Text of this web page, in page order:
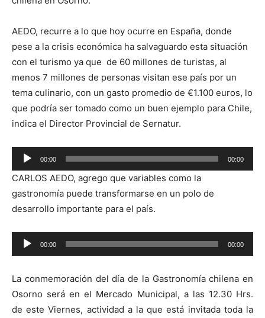
AEDO, recurre a lo que hoy ocurre en España, donde
pese a la crisis económica ha salvaguardo esta situación
con el turismo ya que de 60 millones de turistas, al
menos 7 millones de personas visitan ese país por un
tema culinario, con un gasto promedio de €1.100 euros, lo
que podría ser tomado como un buen ejemplo para Chile,
indica el Director Provincial de Sernatur.
Reproductor
de
audio
00:00 00:00
CARLOS AEDO, agrego que variables como la
gastronomía puede transformarse en un polo de
desarrollo importante para el país.
Reproductor
de
00:00 00:00
La conmemoración del día de la Gastronomía chilena en
Osorno será en el Mercado Municipal, a las 12.30 Hrs.
de este Viernes, actividad a la que está invitada toda la